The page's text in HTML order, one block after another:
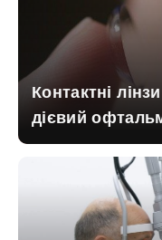
Контактні
дієвий